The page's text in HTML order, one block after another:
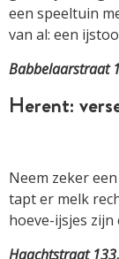
een speeltuin
van al: een
Babbelaarstraat
Herent:
Neem zeker
tapt er melk
hoeve-ijsjes zijn
Haachtstraat